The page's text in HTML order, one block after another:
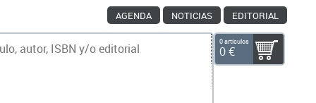
AGENDA NOTICIAS EDITORIAL
0 artículos
0 €